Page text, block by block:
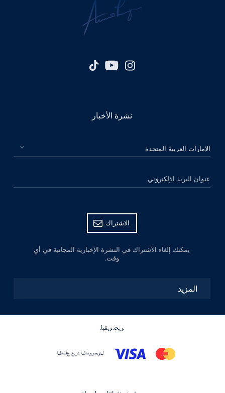
نشرة الأخبار
الرجاء اختيار بلدك
عنوان البريد الإلكتروني
الاشتراك
يمكنك إلغاء الاشتراك في النشرة الإخبارية المجانية في أي
وقت.
المزيد
ﻦﺤﻧ ﻦﻘﺒﻟ